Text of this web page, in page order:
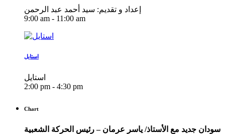
إعداد و تقديم: سيد أحمد عبد الرحمن
9:00 am - 11:00 am
استايل
استايل
2:00 pm - 4:30 pm
Chart
سودان جديد مع الأستاذ/ ياسر عرمان – رئيس الحركة الشعبية